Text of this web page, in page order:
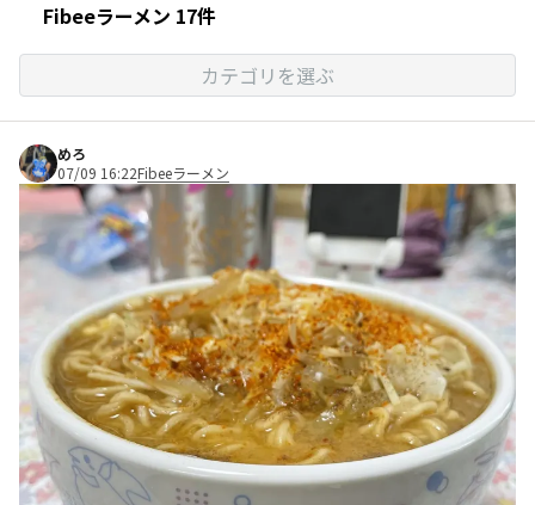
Fibeeラーメン 17件
カテゴリを選ぶ
めろ
07/09 16:22Fibeeラーメン